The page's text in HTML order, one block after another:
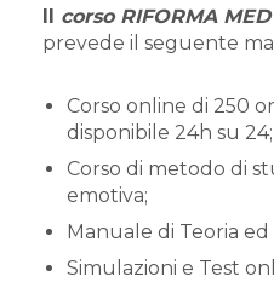
corso RIFORMA
prevede il seguente
Corso online di 250
disponibile 24h su 24;
Corso di metodo di
emotiva;
Manuale di Teoria ed
Simulazioni e Test